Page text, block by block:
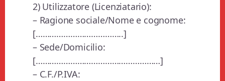
2) Utilizzatore (Licenziatario):
– Ragione sociale/Nome e cognome:
[………………………………..]
– Sede/Domicilio:
[………………………………………………]
– C.F./P.IVA: